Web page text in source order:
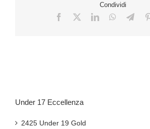
Condividi
Under 17 Eccellenza
2425 Under 19 Gold